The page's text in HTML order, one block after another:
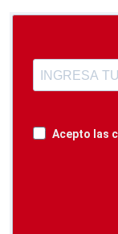
Acepto las